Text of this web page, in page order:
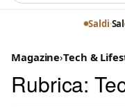
Saldi·
Magazine›Tech &
Rubrica: